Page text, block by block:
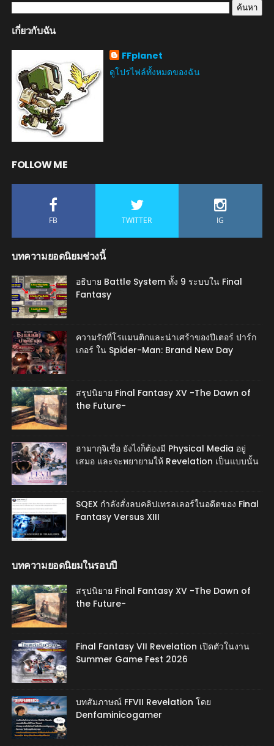
เกี่ยวกับฉัน
FFplanet
ดูโปรไฟล์ทั้งหมดของฉัน
FOLLOW ME
FB TWITTER IG
บทความยอดนิยมช่วงนี้
อธิบาย Battle System ทั้ง 9 ระบบใน Final
Fantasy
ความรักที่โรแมนติกและน่าเศร้าของปีเตอร์ ปาร์ก
เกอร์ ใน Spider-Man: Brand New Day
สรุปนิยาย Final Fantasy XV -The Dawn of
the Future-
ฮามากุจิเชื่อ ยังไงก็ต้องมี Physical Media อยู่
เสมอ และจะพยายามให้ Revelation เป็นแบบนั้น
SQEX กำลังสั่งลบคลิปเทรลเลอร์ในอดีตของ Final
Fantasy Versus XIII
บทความยอดนิยมในรอบปี
สรุปนิยาย Final Fantasy XV -The Dawn of
the Future-
Final Fantasy VII Revelation เปิดตัวในงาน
Summer Game Fest 2026
บทสัมภาษณ์ FFVII Revelation โดย
Denfaminicogamer